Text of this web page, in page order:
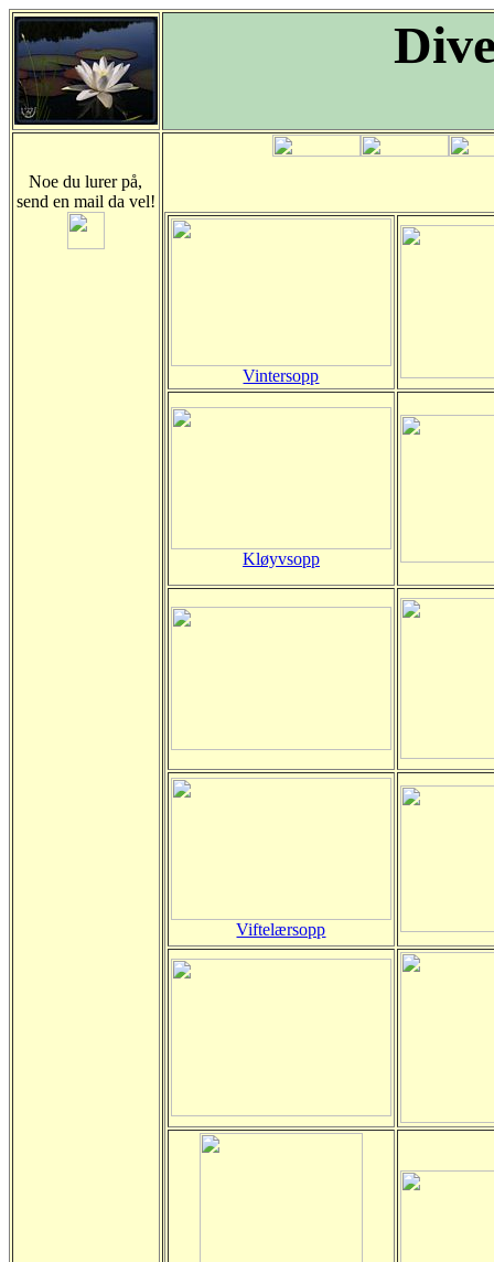
Noe du lurer på,
send en mail da vel!
Vintersopp
Kløyvsopp
Viftelærsopp